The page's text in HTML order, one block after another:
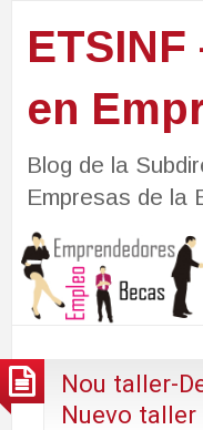
en
Blog de la
Empresas de la
Nou taller-
Nuevo taller